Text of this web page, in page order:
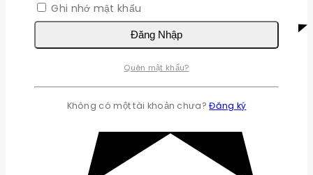
Ghi nhớ mật khẩu
Đăng Nhập
Quên mật khẩu?
Không có một tài khoản chưa?Đăng ký